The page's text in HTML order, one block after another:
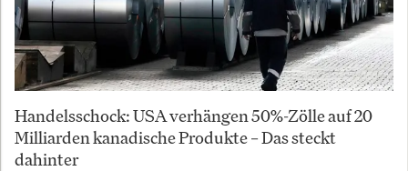
Handelsschock: USA verhängen 50%-Zölle auf 20
Milliarden kanadische Produkte – Das steckt
dahinter